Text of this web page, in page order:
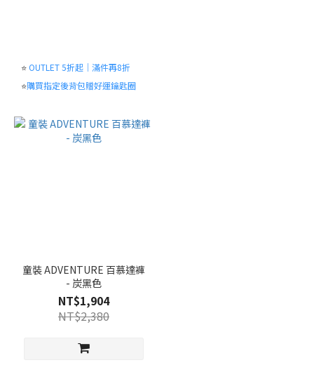
130
(1)
(1)
⭐OUTLET 5折起｜滿件再8折
⭐購買指定後背包贈好運鑰匙圈
童裝 ADVENTURE 百慕達褲
- 炭黑色
NT$1,904
NT$2,380